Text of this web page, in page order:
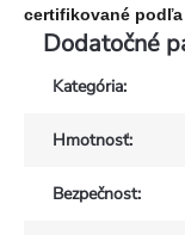
certifikované podľa
Dodatočné
Kategória:
Hmotnosť:
Bezpečnost: